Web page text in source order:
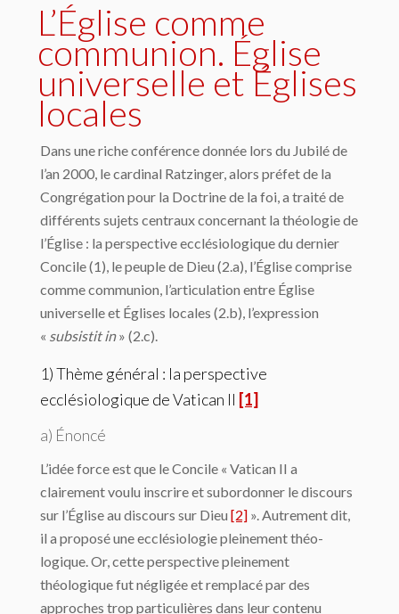
L’Église comme
communion. Église
universelle et Églises
locales
Dans une riche conférence donnée lors du Jubilé de
l’an 2000, le cardinal Ratzinger, alors préfet de la
Congrégation pour la Doctrine de la foi, a traité de
différents sujets centraux concernant la théologie de
l’Église : la perspective ecclésiologique du dernier
Concile (1), le peuple de Dieu (2.a), l’Église comprise
comme communion, l’articulation entre Église
universelle et Églises locales (2.b), l’expression
« subsistit in» (2.c).
1) Thème général : la perspective
ecclésiologique de Vatican II [1]
a) Énoncé
L’idée force est que le Concile « Vatican II a
clairement voulu inscrire et subordonner le discours
sur l’Église au discours sur Dieu [2] ». Autrement dit,
il a proposé une ecclésiologie pleinement théo-
logique. Or, cette perspective pleinement
théologique fut négligée et remplacé par des
approches trop particulières dans leur contenu